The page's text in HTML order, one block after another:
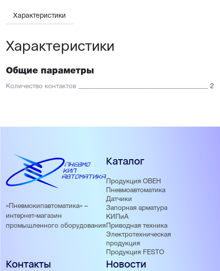
Характеристики
Характеристики
Общие параметры
Количество контактов 2
«Пневмокипавтоматика» –
интернет-магазин
промышленного оборудования
Каталог
Продукция ОВЕН
Пневмоавтоматика
Датчики
Запорная арматура
КИПиА
Приводная техника
Электротехническая
продукция
Продукция FESTO
Новости
Контакты